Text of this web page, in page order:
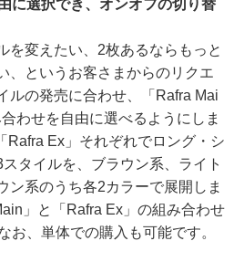
に選択でき、オンオフの切り替
を変えたい、2枚あるならもっと
、というお客さまからのリクエ
ルの発売に合わせ、「Rafra Mai
わせを自由に選べるようにしま
Rafra Ex」それぞれでロング・シ
タイルを、ブラウン系、ライト
ン系のうち各2カラーで展開しま
」と「Rafra Ex」の組み合わせ
お、単体での購入も可能です。